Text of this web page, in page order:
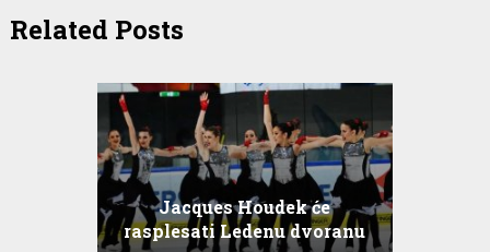
Related Posts
Jacques Houdek će
rasplesati Ledenu dvoranu